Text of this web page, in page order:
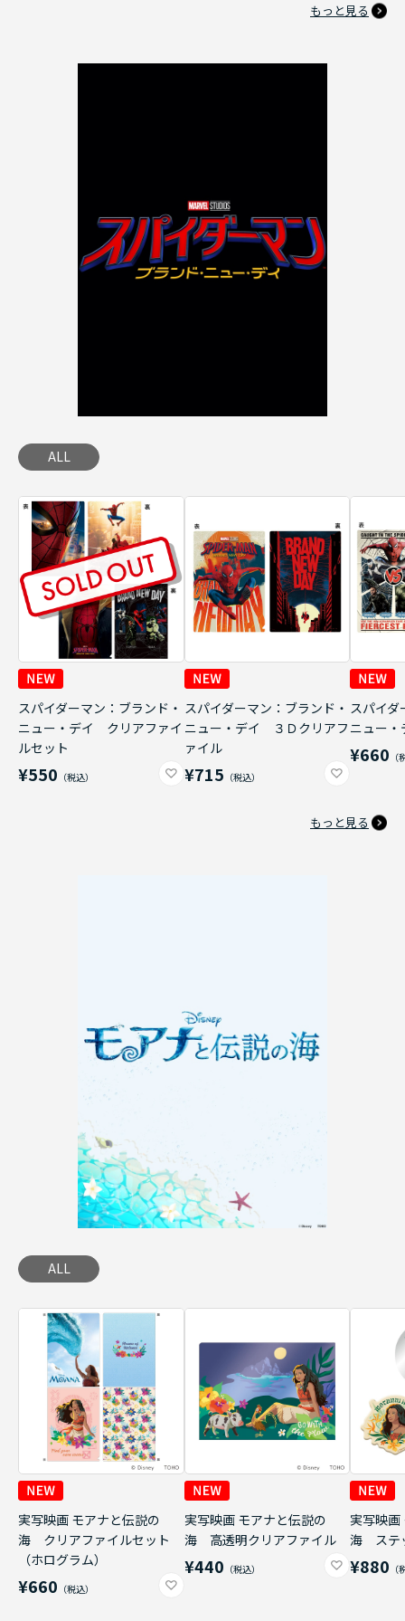
もっと見る
ALL
スパイダーマン：ブランド・
ニュー・デイ クリアファイ
ルセット
¥550
スパイダーマン：ブランド・
ニュー・デイ ３Ｄクリアフ
ァイル
¥715
スパイダ
ニュー
¥660
もっと見る
ALL
実写映画 モアナと伝説の
海 クリアファイルセット
（ホログラム）
¥660
実写映画 モアナと伝説の
海 高透明クリアファイル
¥440
実写映画
海 ステ
¥880